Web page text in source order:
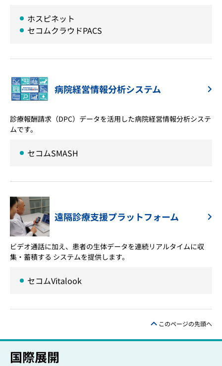
ホスピネット
セコムクラウドPACS
病院経営情報分析システム
診療報酬請求（DPC）データを活用した病院経営情報分析システ
ムです。
セコムSMASH
遠隔診療支援プラットフォーム
ビデオ通話に加え、患者の生体データを連続リアルタイムに収
集・蓄積する システムを提供します。
セコムVitalook
このページの先頭へ
国際展開